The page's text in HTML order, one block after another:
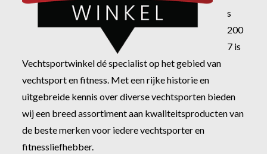
s
200
7 is
Vechtsportwinkel dé specialist op het gebied van
vechtsport en fitness. Met een rijke historie en
uitgebreide kennis over diverse vechtsporten bieden
wij een breed assortiment aan kwaliteitsproducten van
de beste merken voor iedere vechtsporter en
fitnessliefhebber.